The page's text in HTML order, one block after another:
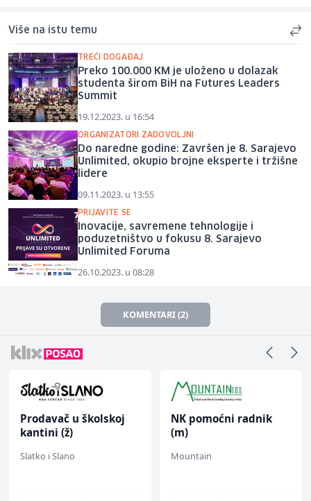
Više na istu temu
TREĆI DOGAĐAJ
Preko 100.000 KM je uloženo u dolazak
studenta širom BiH na Futures Leaders
Summit
19.12.2023. u 16:54
ORGANIZATORI ZADOVOLJNI
Do naredne godine: Završen je 8. Sarajevo
Unlimited, okupio brojne eksperte i tržišne
lidere
09.11.2023. u 13:55
PRIJAVITE SE
Inovacije, savremene tehnologije i
poduzetništvo u fokusu 8. Sarajevo
Unlimited Foruma
26.10.2023. u 08:28
KOMENTARI (2)
Prodavač u školskoj
kantini (ž)
Slatko i Slano
NK pomoćni radnik
(m)
Mountain